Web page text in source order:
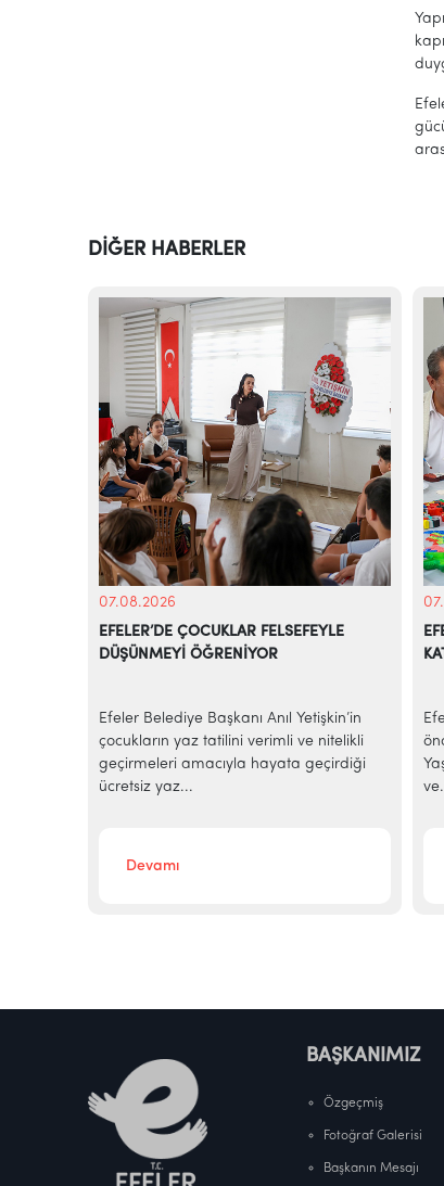
DİĞER HABERLER
07.08.2026
EFELER’DE ÇOCUKLAR FELSEFEYLE
DÜŞÜNMEYİ ÖĞRENİYOR
Efeler Belediye Başkanı Anıl Yetişkin’in
çocukların yaz tatilini verimli ve nitelikli
geçirmeleri amacıyla hayata geçirdiği
ücretsiz yaz...
Devamı
BAŞKANIMIZ
Özgeçmiş
Fotoğraf Galerisi
Başkanın Mesajı